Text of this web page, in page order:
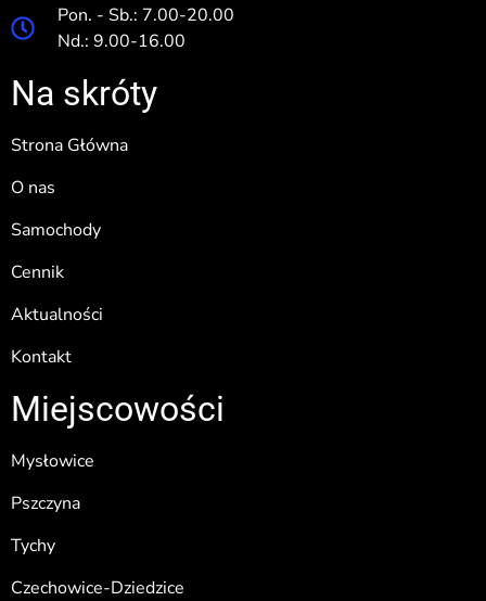
Pon. - Sb.: 7.00-20.00
Nd.: 9.00-16.00
Na skróty
Strona Główna
O nas
Samochody
Cennik
Aktualności
Kontakt
Miejscowości
Mysłowice
Pszczyna
Tychy
Czechowice-Dziedzice